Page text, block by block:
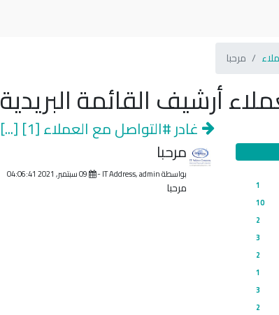
مرحبا
أرشيف القائمة البريدية
1
10
2
3
2
1
3
2
غادر #التواصل مع العملاء [1] [...]
مرحبا
بواسطةIT Address, admin
- 09 سبتمبر, 2021 04:06:41
مرحبا